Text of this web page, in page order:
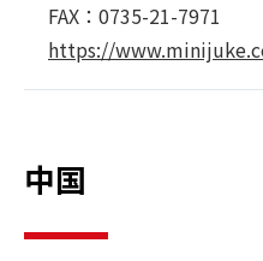
FAX：0735-21-7971
https://
中国